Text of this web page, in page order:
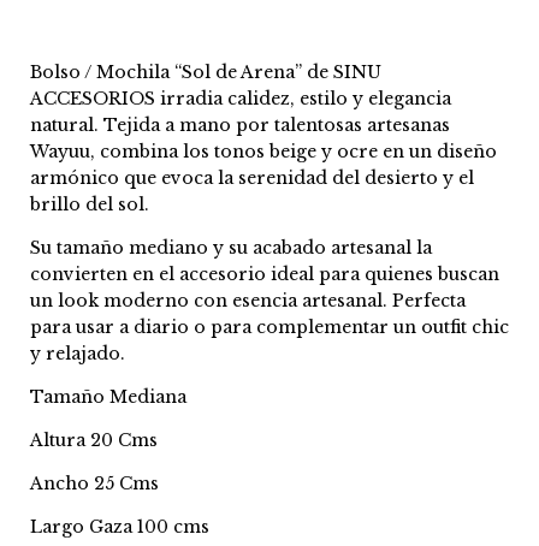
Bolso / Mochila “Sol de Arena” de SINU
ACCESORIOS irradia calidez, estilo y elegancia
natural. Tejida a mano por talentosas artesanas
Wayuu, combina los tonos beige y ocre en un diseño
armónico que evoca la serenidad del desierto y el
brillo del sol.
Su tamaño mediano y su acabado artesanal la
convierten en el accesorio ideal para quienes buscan
un look moderno con esencia artesanal. Perfecta
para usar a diario o para complementar un outfit chic
y relajado.
Tamaño Mediana
Altura 20 Cms
Ancho 25 Cms
Largo Gaza 100 cms